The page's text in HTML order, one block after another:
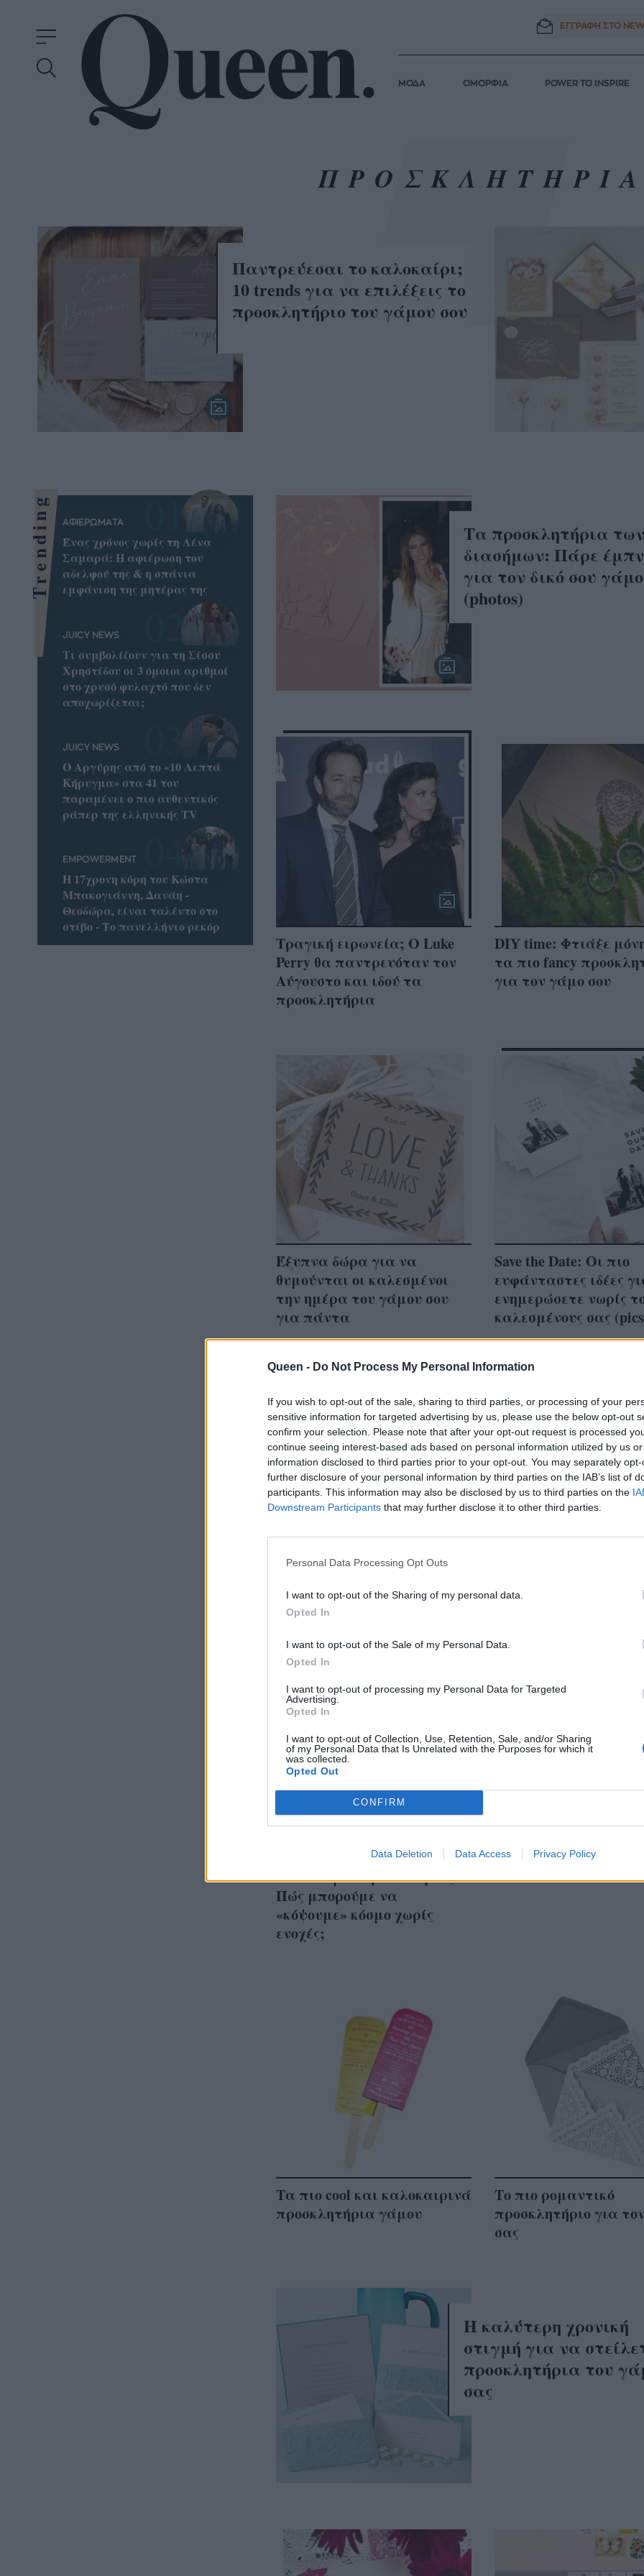
Queen - Do Not Process My Personal Information
If you wish to opt-out of the sale, sharing to third parties, or processing of your
sensitive information for targeted advertising by us, please use the below opt-out
confirm your selection. Please note that after your opt-out request is processed
continue seeing interest-based ads based on personal information utilized by us
information disclosed to third parties prior to your opt-out. You may separately
further disclosure of your personal information by third parties on the IAB’s list of
participants. This information may also be disclosed by us to third parties on the
Downstream Participants that may further disclose it to other third parties.
Personal Data Processing Opt Outs
I want to opt-out of the Sharing of my personal data.
Opted In
I want to opt-out of the Sale of my Personal Data.
Opted In
I want to opt-out of processing my Personal Data for Targeted
Advertising.
Opted In
I want to opt-out of Collection, Use, Retention, Sale, and/or Sharing
of my Personal Data that Is Unrelated with the Purposes for which it
was collected.
Opted Out
CONFIRM
Data Deletion Data Access Privacy Policy
ΕΓΓΡΑΦΗ ΣΤΟ
ΜΟΔΑ ΟΜΟΡΦΙΑ POWER TO INSPIRE
Παντρεύεσαι το καλοκαίρι;
10 trends για να επιλέξεις το
προσκλητήριο του γάμου σου
Τα προσκλητήρια των
διασήμων: Πάρε
για τον δικό σου γάμο
(photos)
Τραγική ειρωνεία; Ο Luke
Perry θα παντρευόταν τον
Αύγουστο και ιδού τα
προσκλητήρια
DIY time: Φτιάξε
τα πιο fancy
για τον γάμο σου
Έξυπνα δώρα για να
θυμούνται οι καλεσμένοι
την ημέρα του γάμου σου
για πάντα
Save the Date: Οι πιο
ευφάνταστες ιδέες
ενημερώσετε νωρίς
καλεσμένους σας
Το ταλέντο της Kate
Middleton που δεν ξέραμε
μέχρι σήμερα
αποκαλύφθηκε
Παντρεύομαι σε λίγο καιρό
άτομα αλλά θέλουμε να
καλέσουμε περισσότερους.
Πώς μπορούμε να
«κόψουμε» κόσμο χωρίς
ενοχές;
Προσκλητήρια
καλύτερο σχέδιο!
Τα πιο cool και καλοκαιρινά
προσκλητήρια γάμου
Το πιο ρομαντικό
προσκλητήριο για
σας
Η καλύτερη χρονική
στιγμή για να
προσκλητήρια του
σας
Trending ΑΦΙΕΡΩΜΑΤΑ
Ένας χρόνος χωρίς τη Λένα
Σαμαρά: Η αφιέρωση του
αδελφού της & η σπάνια
εμφάνιση της μητέρας της
JUICY NEWS
Τι συμβολίζουν για τη Σίσσυ
Χρηστίδου οι 3 όμοιοι αριθμοί
στο χρυσό φυλαχτό που δεν
αποχωρίζεται;
JUICY NEWS
Ο Αργύρης από το «10 Λεπτά
Κήρυγμα» στα 41 του
παραμένει ο πιο αυθεντικός
ράπερ της ελληνικής TV
EMPOWERMENT
Η 17χρονη κόρη του Κώστα
Μπακογιάννη, Δανάη -
Θεοδώρα, είναι ταλέντο στο
στίβο - Το πανελλήνιο ρεκόρ